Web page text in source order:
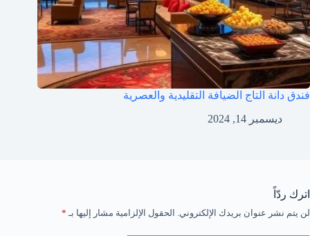
فندق دانة التاج الضيافة التقليدية والعصرية
ديسمبر 14, 2024
اترك ردّاً
لن يتم نشر عنوان بريدك الإلكتروني. الحقول الإلزامية مشار إليها بـ *